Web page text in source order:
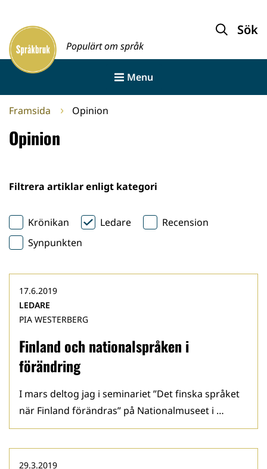
innehållet
Framsida
Populärt om språk
Sök
Menu
Framsida Opinion
Opinion
Filtrera artiklar enligt kategori
Krönikan Ledare
Recension
Synpunkten
Finland och nationalspråken i
förändring
17.6.2019
LEDARE
PIA WESTERBERG
I mars deltog jag i seminariet ”Det finska språket
när Finland förändras” på Nationalmuseet i …
29.3.2019